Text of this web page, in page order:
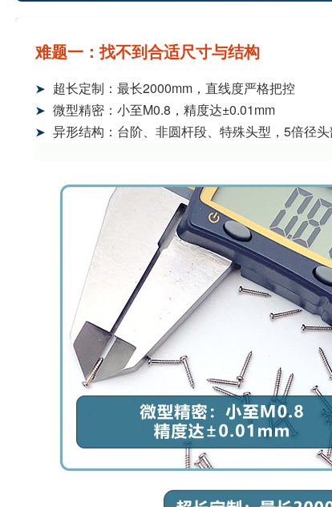
难题一：找不到合适尺寸与结构
➤ 超长定制：最长2000mm，直线度严格把控
➤ 微型精密：小至M0.8，精度达±0.01mm
➤ 异形结构：台阶、非圆杆段、特殊头型，5倍径